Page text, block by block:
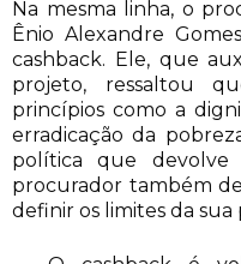
Na mesma linha, o
Ênio Alexandre
cashback. Ele, que
projeto, ressaltou
princípios como a
erradicação da
política que devolve
procurador também
definir os limites da